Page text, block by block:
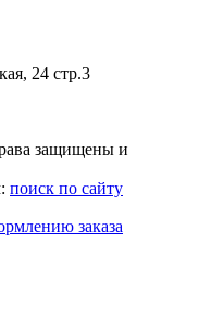
24 стр.3
защищены и
поиск по сайту
заказа